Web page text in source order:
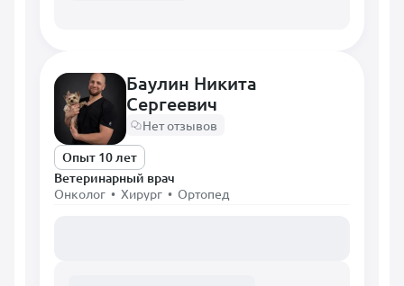
Баулин Никита
Сергеевич
Нет отзывов
Опыт 10 лет
Ветеринарный врач
Онколог • Хирург • Ортопед